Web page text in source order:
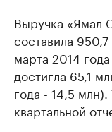
Выручка «Ямал
составила
марта 2014
достигла 65,1
года - 14,5
квартальной